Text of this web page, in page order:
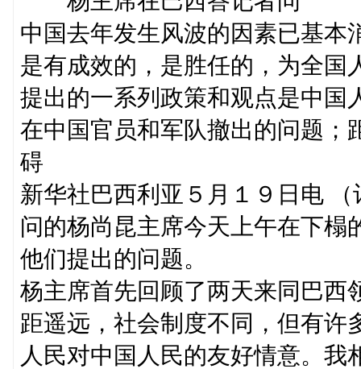
中国去年发生风波的因素已基本
是有成效的，是胜任的，为全国
提出的一系列政策和观点是中国
在中国官员和军队撤出的问题；
碍
新华社巴西利亚５月１９日电
问的杨尚昆主席今天上午在下榻
他们提出的问题。
杨主席首先回顾了两天来同巴西
距遥远，社会制度不同，但有许
人民对中国人民的友好情意。